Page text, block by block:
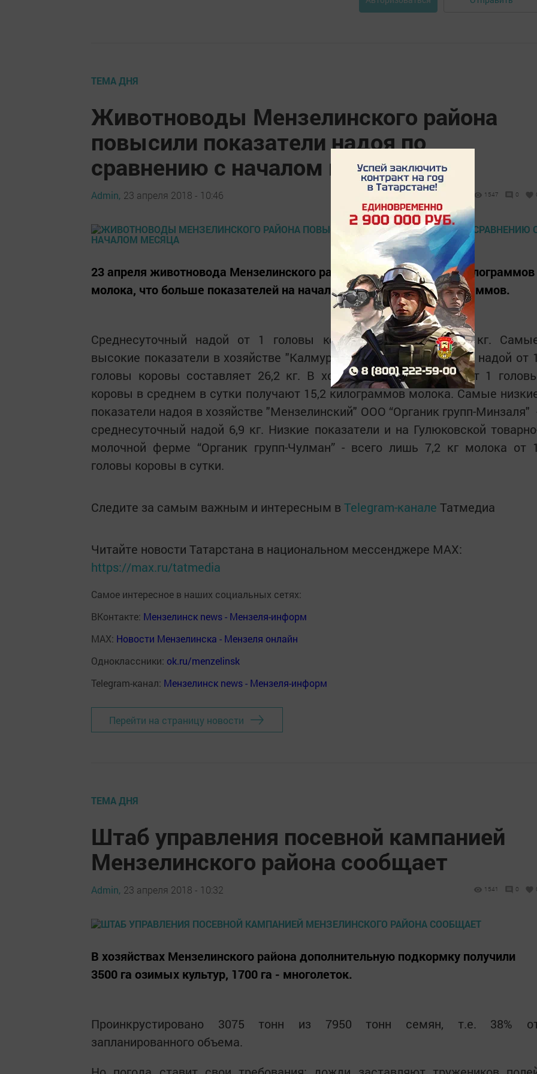
ТЕМА ДНЯ
Животноводы Мензелинского района
повысили показатели надоя по
сравнению с началом месяца
Admin, 23 апреля 2018 - 10:46 1547 0
23 апреля животновода Мензелинского района произвели 53481 килограммов
молока, что больше показателей на начало месяца на 1906 килограммов.
Среднесуточный надой от 1 головы коровы составляет 11,7 кг.
высокие показатели в хозяйстве "Калмурзино" - среднейсуточный надой от
головы коровы составляет 26,2 кг. В хозяйстве “Заиковский” от 1
коровы в среднем в сутки получают 15,2 килограммов молока. Самые
показатели надоя в хозяйстве "Мензелинский" ООО “Органик групп-Минзаля"
среднесуточный надой 6,9 кг. Низкие показатели и на Гулюковской
молочной ферме “Органик групп-Чулман” - всего лишь 7,2 кг молока от
головы коровы в сутки.
Следите за самым важным и интересным в Telegram-канале Татмедиа
Читайте новости Татарстана в национальном мессенджере MАХ:
https://max.ru/tatmedia
Самое интересное в наших социальных сетях:
ВКонтакте: Мензелинск news - Мензеля-информ
MAX: Новости Мензелинска - Мензеля онлайн
Одноклассники: ok.ru/menzelinsk
Telegram-канал: Мензелинск news - Мензеля-информ
Перейти на страницу новости
ТЕМА ДНЯ
Штаб управления посевной кампанией
Мензелинского района сообщает
Admin, 23 апреля 2018 - 10:32 1541 0
В хозяйствах Мензелинского района дополнительную подкормку получили
3500 га озимых культур, 1700 га - многолеток.
Проинкрустировано 3075 тонн из 7950 тонн семян, т.е. 38%
запланированного объема.